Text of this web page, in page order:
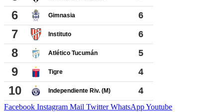
Facebook Instagram Mail Twitter WhatsAppYoutube